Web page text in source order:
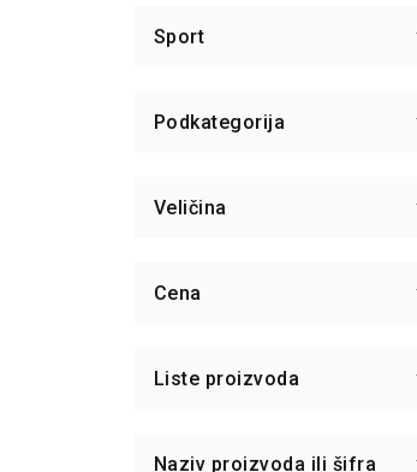
Sport
Podkategorija
Veličina
Cena
Liste proizvoda
Naziv proizvoda ili šifra